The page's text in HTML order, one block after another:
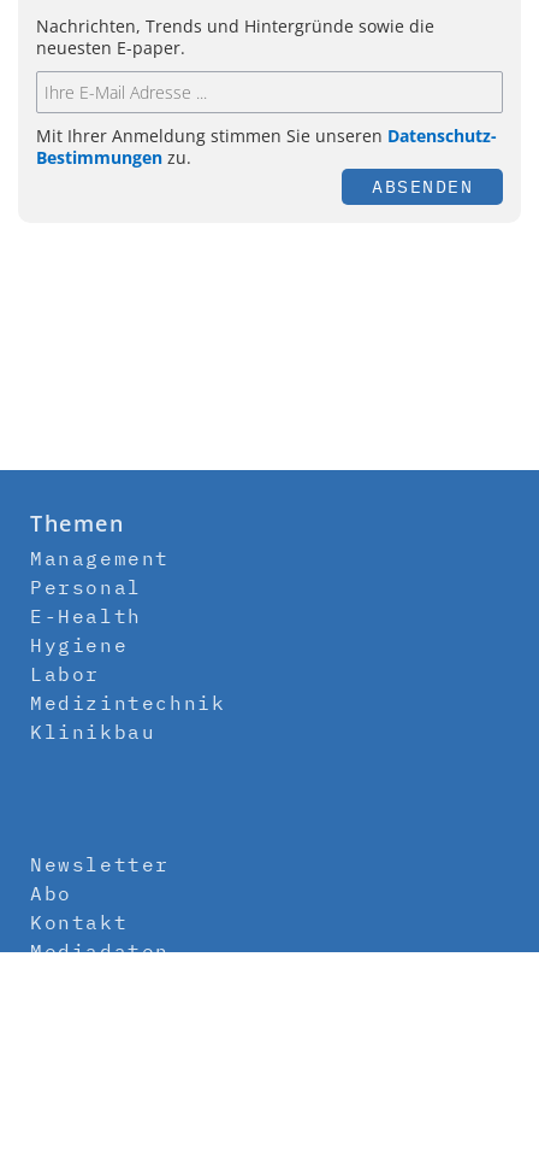
Nachrichten, Trends und Hintergründe sowie die
neuesten E-paper.
Mit Ihrer Anmeldung stimmen Sie unseren Datenschutz-
Bestimmungen zu.
ABSENDEN
Themen
Management
Personal
E-Health
Hygiene
Labor
Medizintechnik
Klinikbau
Newsletter
Abo
Kontakt
Mediadaten